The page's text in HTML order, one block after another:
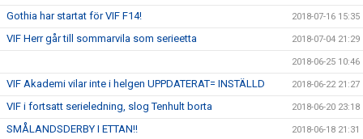
Gothia har startat för VIF F14! 2018-07-16 15:35
VIF Herr går till sommarvila som serieetta 2018-07-04 21:29
2018-06-25 10:46
VIF Akademi vilar inte i helgen UPPDATERAT= INSTÄLLD 2018-06-22 21:27
VIF i fortsatt serieledning, slog Tenhult borta 2018-06-20 23:18
SMÅLANDSDERBY I ETTAN!! 2018-06-18 21:31